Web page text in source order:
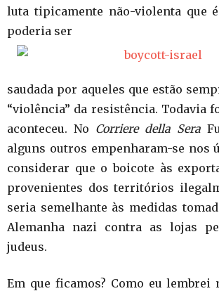
luta tipicamente não-violenta que
poderia ser
saudada por aqueles que estão
“violência” da resistência. Todavia
aconteceu. No Corriere della Sera
alguns outros empenharam-se nos
considerar que o boicote às
provenientes dos territórios
seria semelhante às medidas
Alemanha nazi contra as lojas
judeus.
Em que ficamos? Como eu lembrei